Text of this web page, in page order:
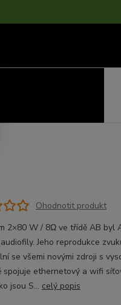
Ohodnotit produkt
2×80 W / 8Ω ve třídě AB byl
Jeho reprodukce
se všemi novými zdroji s
spojuje ethernetový a wifi
jsou S... celý popis